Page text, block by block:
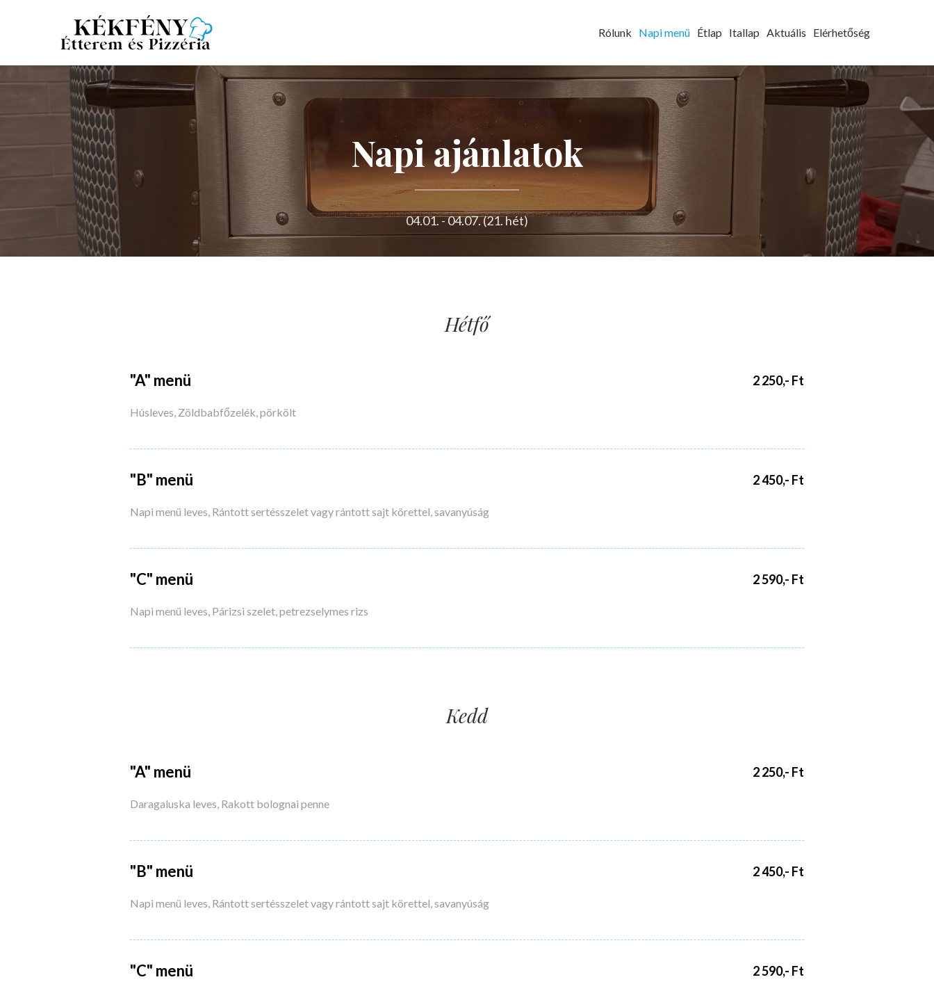
Rólunk Napi menü Étlap Itallap Aktuális Elérhetőség
Napi ajánlatok
04.01. - 04.07. (21. hét)
Hétfő
"A" menü
Húsleves, Zöldbabfőzelék, pörkölt
2 250,- Ft
"B" menü
Napi menü leves, Rántott sertésszelet vagy rántott sajt körettel, savanyúság
2 450,- Ft
"C" menü
Napi menü leves, Párizsi szelet, petrezselymes rizs
2 590,- Ft
Kedd
"A" menü
Daragaluska leves, Rakott bolognai penne
2 250,- Ft
"B" menü
Napi menü leves, Rántott sertésszelet vagy rántott sajt körettel, savanyúság
2 450,- Ft
"C" menü 2 590,- Ft